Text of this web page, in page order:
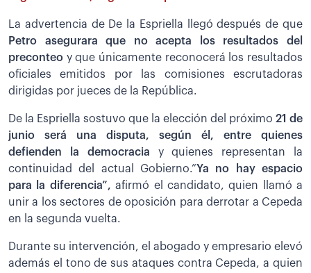
La advertencia de De la Espriella llegó después de que
Petro asegurara que no acepta los resultados del
preconteo y que únicamente reconocerá los resultados
oficiales emitidos por las comisiones escrutadoras
dirigidas por jueces de la República.
De la Espriella sostuvo que la elección del próximo 21 de
junio será una disputa, según él, entre quienes
defienden la democracia y quienes representan la
continuidad del actual Gobierno.”Ya no hay espacio
para la diferencia”, afirmó el candidato, quien llamó a
unir a los sectores de oposición para derrotar a Cepeda
en la segunda vuelta.
Durante su intervención, el abogado y empresario elevó
además el tono de sus ataques contra Cepeda, a quien